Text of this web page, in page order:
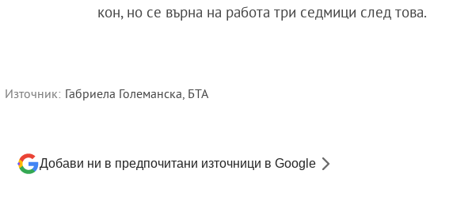
кон, но се върна на работа три седмици след това.
Източник: Габриела Големанска, БТА
Добави ни в предпочитани източници в Google